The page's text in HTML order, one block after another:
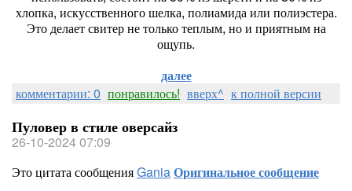
хлопка, искусственного шелка, полиамида или полиэстера.
Это делает свитер не только теплым, но и приятным на
ощупь.
далее
комментарии: 0 понравилось! вверх^ к полной версии
Пуловер в стиле оверсайз
26-10-2024 07:09
Это цитата сообщенияGaniaОригинальное сообщение